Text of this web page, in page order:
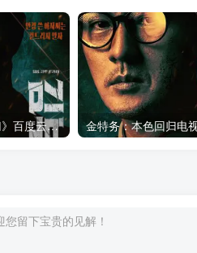
《金特务：本色回归》百度云网盘夸克下载.阿里云盘.中字.(2026)